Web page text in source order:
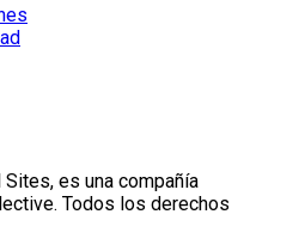
es una compañía
Todos los derechos